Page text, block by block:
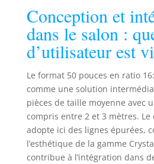
Conception et
dans le salon :
d’utilisateur est
Le format 50 pouces en ratio
comme une solution
pièces de taille moyenne avec
compris entre 2 et 3 mètres. Le
adopte ici des lignes épurées,
l’esthétique de la gamme
contribue à l’intégration dans